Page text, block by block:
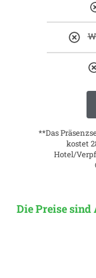
**Das
kostet
Hotel/
Die Preise